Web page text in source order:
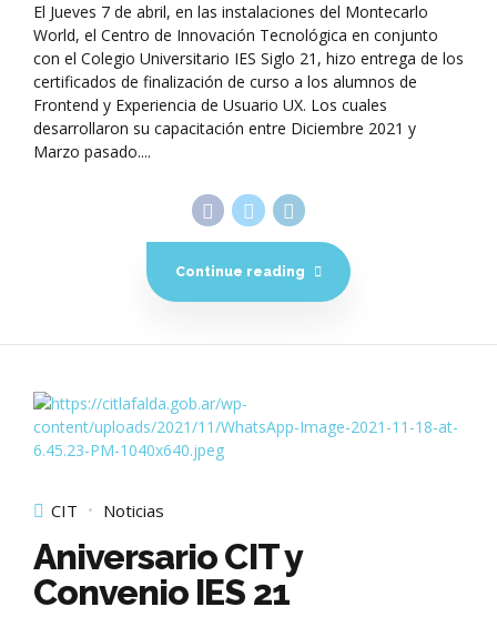
El Jueves 7 de abril, en las instalaciones del Montecarlo
World, el Centro de Innovación Tecnológica en conjunto
con el Colegio Universitario IES Siglo 21, hizo entrega de los
certificados de finalización de curso a los alumnos de
Frontend y Experiencia de Usuario UX. Los cuales
desarrollaron su capacitación entre Diciembre 2021 y
Marzo pasado....
Continue reading
CIT Noticias
Aniversario CIT y
Convenio IES 21